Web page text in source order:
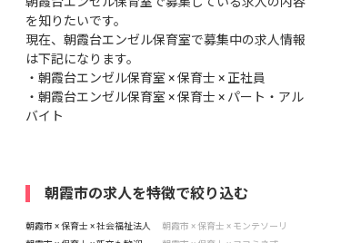
を知りたいです。
現在、朝霞台エンゼル保育室で募集中の求人情報
は下記になります。
・ 朝霞台エンゼル保育室 × 保育士 × 正社員
・ 朝霞台エンゼル保育室 × 保育士 × パート・アル
バイト
朝霞市の求人を特徴で絞り込む
朝霞市 × 保育士 × 社会福祉法人
朝霞市 × 保育士 × モンテソーリ